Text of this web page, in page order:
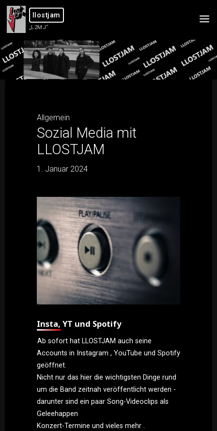
Skip
content
llostjam
„L2MJ“
Allgemein
Sozial Media mit
LLOSTJAM
1. Januar 2024
Insta, YT und Spotify
Ab sofort hat LLOSTJAM auch seine
Accounts in Instagram , YouTube und Spotify
geöffnet.
Nicht nur das hier die wichtigsten Dinge rund
um die Band zeitnah veröffentlicht werden -
darunter sind ein paar Song-Videoclips als
Geleehappen
Konzert-Termine und vieles mehr .